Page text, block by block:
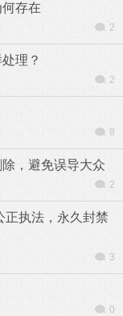
存在
2
理？
2
8
，避免误导大众
2
正执法，永久封禁
3
0